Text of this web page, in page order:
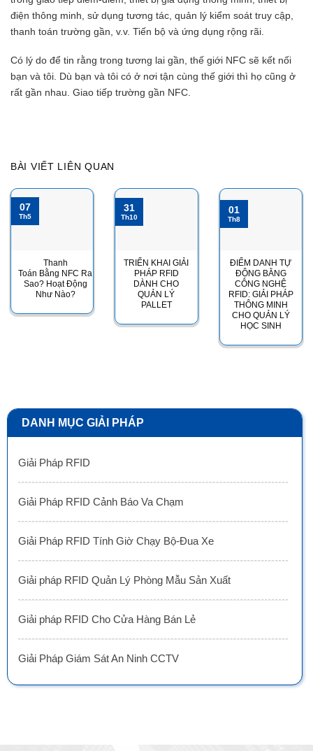
DANH MỤC GIẢI PHÁP
Giải Pháp RFID
Giải Pháp RFID Cảnh Báo Va Chạm
Giải Pháp RFID Tính Giờ Chạy Bộ-Đua Xe
Giải pháp RFID Quản Lý Phòng Mẫu Sản Xuất
Giải pháp RFID Cho Cửa Hàng Bán Lẻ
Giải Pháp Giám Sát An Ninh CCTV
điện thông minh, sử dụng tương tác, quản lý kiểm soát truy cập,
thanh toán trường gần, v.v. Tiến bộ và ứng dụng rộng rãi.
Có lý do để tin rằng trong tương lai gần, thế giới NFC sẽ kết nối
bạn và tôi. Dù bạn và tôi có ở nơi tận cùng thế giới thì họ cũng ở
rất gần nhau. Giao tiếp trường gần NFC.
BÀI VIẾT LIÊN QUAN
Thanh
Toán Bằng NFC Ra
Sao? Hoạt Động
Như Nào?
07
Th5
TRIỂN KHAI GIẢI
PHÁP RFID
DÀNH CHO
QUẢN LÝ
PALLET
31
Th10
ĐIỂM DANH TỰ
ĐỘNG BẰNG
CÔNG NGHỆ
RFID: GIẢI PHÁP
THÔNG MINH
CHO QUẢN LÝ
HỌC SINH
01
Th8